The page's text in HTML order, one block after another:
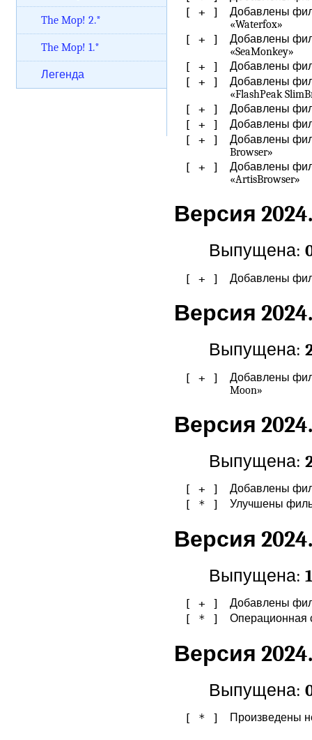
The Mop! 2.*
The Mop! 1.*
Легенда
[ + ]
Добавлены
«Waterfox»
[ + ]
Добавлены
«SeaMonkey»
[ + ] Добавлены
[ + ]
Добавлены
«FlashPeak
[ + ] Добавлены
[ + ] Добавлены
[ + ]
Добавлены
Browser»
[ + ]
Добавлены
«ArtisBrowser»
Версия
Выпущена:
[ + ] Добавлены
Версия
Выпущена:
[ + ]
Добавлены
Moon»
Версия
Выпущена:
[ + ] Добавлены
[ * ] Улучшены
Версия
Выпущена:
[ + ] Добавлены
[ * ] Операционная
Версия
Выпущена:
[ * ] Произведены